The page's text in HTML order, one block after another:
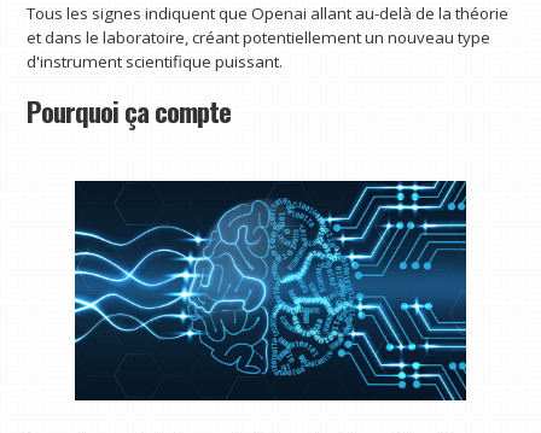
Tous les signes indiquent que Openai allant au-delà de la théorie
et dans le laboratoire, créant potentiellement un nouveau type
d'instrument scientifique puissant.
Pourquoi ça compte